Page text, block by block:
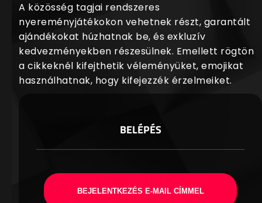
A közösség tagjai rendszeres
nyereményjátékokon vehetnek részt, garantált
ajándékokat húzhatnak be, és exkluzív
kedvezményekben részesülnek. Emellett rögtön
a cikkeknél kifejthetik véleményüket, emojikat
használhatnak, hogy kifejezzék érzelmeiket.
BELÉPÉS
BEJELENTKEZÉS E-MAIL CÍMMEL